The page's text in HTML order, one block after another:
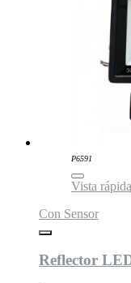
P6591
Vista rápida
Con Sensor
Reflector